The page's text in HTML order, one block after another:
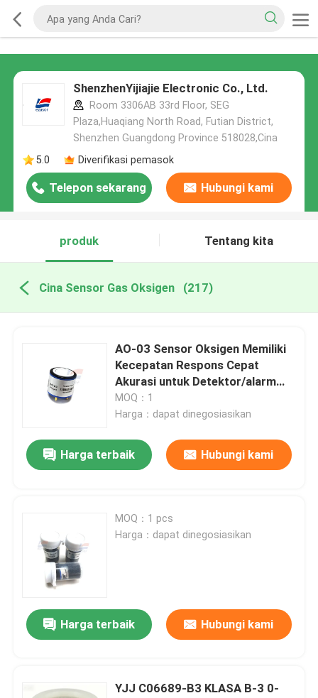
ShenzhenYijiajie Electronic Co., Ltd.
Room 3306AB 33rd Floor, SEG
Plaza,Huaqiang North Road, Futian District,
Shenzhen Guangdong Province 518028,Cina
5.0
Diverifikasi pemasok
Telepon sekarang Hubungi kami
produk Tentang kita
Cina Sensor Gas Oksigen (217)
AO-03 Sensor Oksigen Memiliki
Kecepatan Respons Cepat
Akurasi untuk Detektor/alarm
Oksigen Portabel Penganalisis
Kualitas Udara
MOQ：1
Harga：dapat dinegosiasikan
Harga terbaik Hubungi kami
MOQ：1 pcs
Harga：dapat dinegosiasikan
Harga terbaik Hubungi kami
YJJ C06689-B3 KLASA B-3 0-